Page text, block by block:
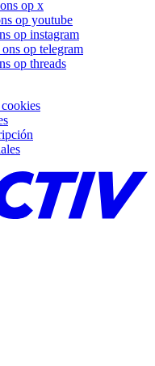
op x
op youtube
op instagram
op telegram
op threads